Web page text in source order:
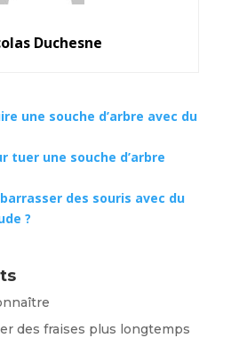
Duchesne
une souche d’arbre avec du
tuer une souche d’arbre
des souris avec du
?
des fraises plus longtemps